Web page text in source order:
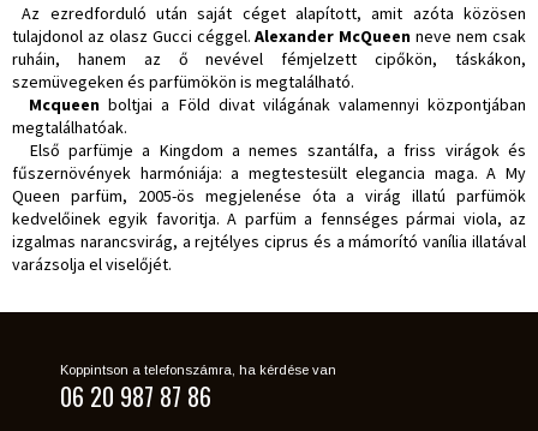
Az ezredforduló után saját céget alapított, amit azóta közösen
tulajdonol az olasz Gucci céggel.Alexander McQueen neve nem csak
ruháin, hanem az ő nevével fémjelzett cipőkön, táskákon,
szemüvegeken és parfümökön is megtalálható.
Mcqueen boltjai a Föld divat világának valamennyi központjában
megtalálhatóak.
Első parfümje a Kingdom a nemes szantálfa, a friss virágok és
fűszernövények harmóniája: a megtestesült elegancia maga. A My
Queen parfüm, 2005-ös megjelenése óta a virág illatú parfümök
kedvelőinek egyik favoritja. A parfüm a fennséges pármai viola, az
izgalmas narancsvirág, a rejtélyes ciprus és a mámorító vanília illatával
varázsolja el viselőjét.
Koppintson a telefonszámra, ha kérdése van
06 20 987 87 86